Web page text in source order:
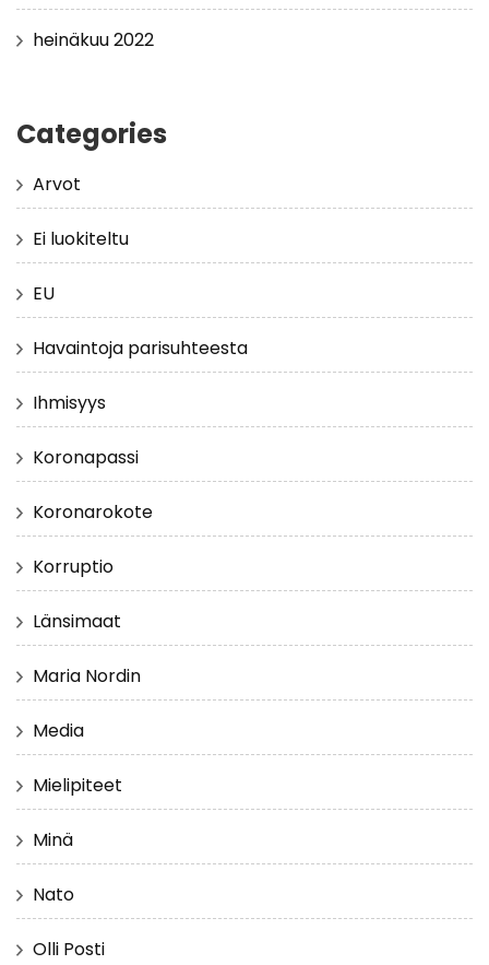
heinäkuu 2022
Categories
Arvot
Ei luokiteltu
EU
Havaintoja parisuhteesta
Ihmisyys
Koronapassi
Koronarokote
Korruptio
Länsimaat
Maria Nordin
Media
Mielipiteet
Minä
Nato
Olli Posti